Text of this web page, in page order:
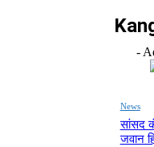
-
News
सांसद
जवान